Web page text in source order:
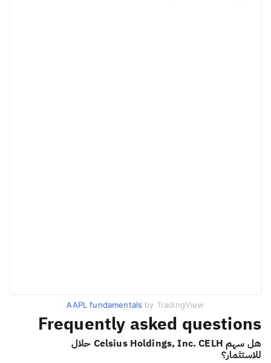
AAPL fundamentals by TradingView
Frequently asked questions
هل سهم Celsius Holdings, Inc. CELH حلال
للاستثمار؟